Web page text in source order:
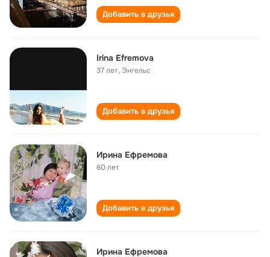
Добавить в друзья
Irina Efremova
37 лет, Энгельс
Добавить в друзья
Ирина Ефремова
60 лет
Добавить в друзья
Ирина Ефремова